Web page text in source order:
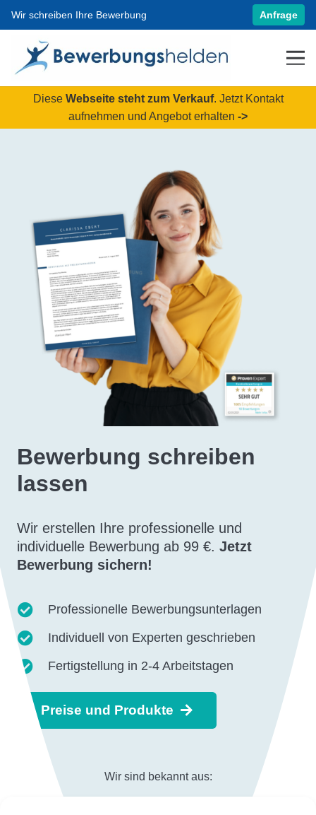
Wir schreiben Ihre Bewerbung Anfrage
Diese Webseite steht zum Verkauf. Jetzt Kontakt
aufnehmen und Angebot erhalten ->
Bewerbung schreiben
lassen
Wir erstellen Ihre professionelle und
individuelle Bewerbung ab 99 €. Jetzt
Bewerbung sichern!
Professionelle Bewerbungsunterlagen
Individuell von Experten geschrieben
Fertigstellung in 2-4 Arbeitstagen
Preise und Produkte
Wir sind bekannt aus: